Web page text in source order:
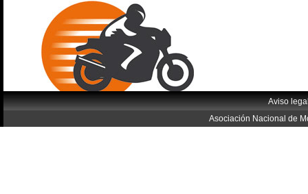
Aviso
Asociación Nacional de